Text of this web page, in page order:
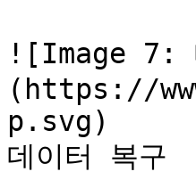
![Image 7:
(https://
p.svg)
데이터 복구